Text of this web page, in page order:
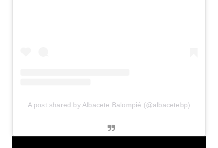
A post shared by Albacete Balompié (@albacetebp)